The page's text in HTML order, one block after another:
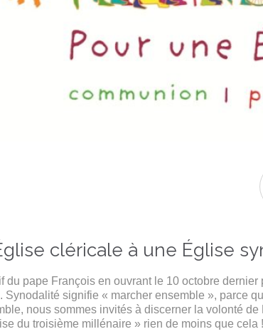
cléricale à une Église
du pape François en ouvrant le 10 octobre
signifie « marcher ensemble », parce
nous sommes invités à discerner la volonté
du troisième millénaire » rien de moins que cela !